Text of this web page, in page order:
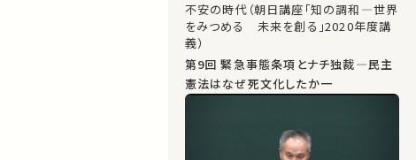
不安の時代（朝日講座「知の調和―世界
をみつめる 未来を創る」2020年度講
義）
第9回 緊急事態条項とナチ独裁―民主
憲法はなぜ死文化したか一